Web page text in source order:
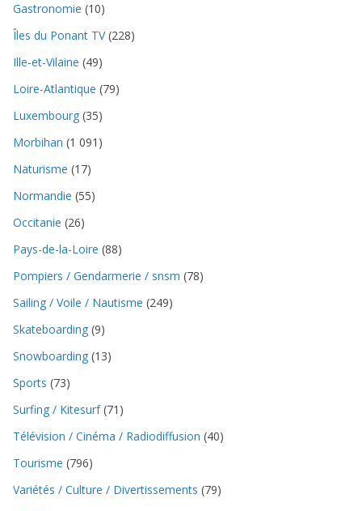
Gastronomie (10)
Îles du Ponant TV(228)
Ille-et-Vilaine (49)
Loire-Atlantique (79)
Luxembourg (35)
Morbihan (1 091)
Naturisme (17)
Normandie (55)
Occitanie (26)
Pays-de-la-Loire (88)
Pompiers / Gendarmerie / snsm (78)
Sailing / Voile / Nautisme (249)
Skateboarding (9)
Snowboarding (13)
Sports (73)
Surfing / Kitesurf(71)
Télévision / Cinéma / Radiodiffusion (40)
Tourisme (796)
Variétés / Culture / Divertissements (79)